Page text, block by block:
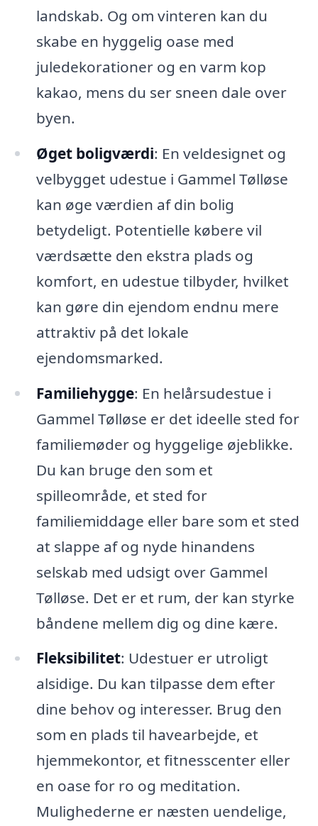
landskab. Og om vinteren kan du
skabe en hyggelig oase med
juledekorationer og en varm kop
kakao, mens du ser sneen dale over
byen.
Øget boligværdi: En veldesignet og
velbygget udestue i Gammel Tølløse
kan øge værdien af din bolig
betydeligt. Potentielle købere vil
værdsætte den ekstra plads og
komfort, en udestue tilbyder, hvilket
kan gøre din ejendom endnu mere
attraktiv på det lokale
ejendomsmarked.
Familiehygge: En helårsudestue i
Gammel Tølløse er det ideelle sted for
familiemøder og hyggelige øjeblikke.
Du kan bruge den som et
spilleområde, et sted for
familiemiddage eller bare som et sted
at slappe af og nyde hinandens
selskab med udsigt over Gammel
Tølløse. Det er et rum, der kan styrke
båndene mellem dig og dine kære.
Fleksibilitet: Udestuer er utroligt
alsidige. Du kan tilpasse dem efter
dine behov og interesser. Brug den
som en plads til havearbejde, et
hjemmekontor, et fitnesscenter eller
en oase for ro og meditation.
Mulighederne er næsten uendelige,